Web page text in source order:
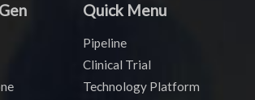
Quick Menu
Pipeline
Clinical Trial
Technology Platform